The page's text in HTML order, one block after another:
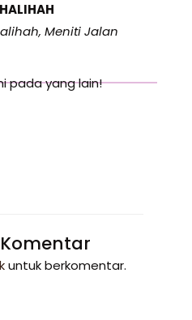
Meniti Jalan
pada yang lain!
untuk berkomentar.